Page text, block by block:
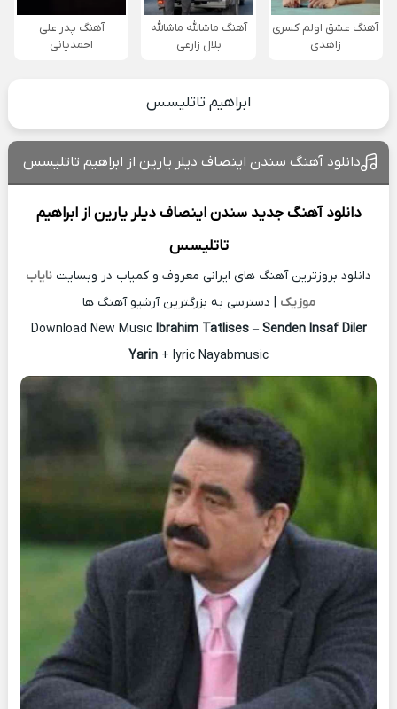
آهنگ عشق اولم کسری
زاهدی
آهنگ ماشالله ماشالله
بلال زارعی
آهنگ پدر علی
احمدیانی
ابراهیم تاتلیسس
دانلود آهنگ سندن اینصاف دیلر یارین از ابراهیم تاتلیسس
دانلود آهنگ جدید سندن اینصاف دیلر یارین ازابراهیم
تاتلیسس
دانلود بروزترین آهنگ های ایرانی معروف و کمیاب در وبسایت نایاب
موزیک | دسترسی به بزرگترین آرشیو آهنگ ها
Download New Music Ibrahim Tatlises– Senden Insaf Diler
Yarin + lyric Nayabmusic